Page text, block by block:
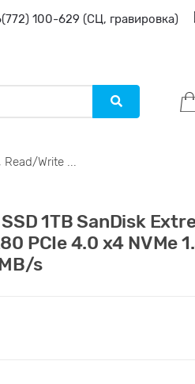
100-629 (СЦ, гравировка)
Read/Write ...
1TB SanDisk
PCIe 4.0 x4 NVMe
s